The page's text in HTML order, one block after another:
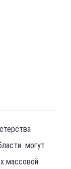
могут
массовой